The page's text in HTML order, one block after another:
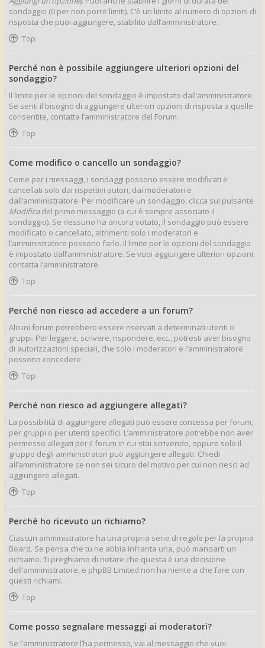
sondaggio (0 per non porre limiti). C’è un limite al numero di opzioni di
risposta che puoi aggiungere, stabilito dall’amministratore.
Top
Perché non è possibile aggiungere ulteriori opzioni del
sondaggio?
Il limite per le opzioni del sondaggio è impostato dall’amministratore.
Se senti il bisogno di aggiungere ulteriori opzioni di risposta a quelle
consentite, contatta l’amministratore del Forum.
Top
Come modifico o cancello un sondaggio?
Come per i messaggi, i sondaggi possono essere modificati e
cancellati solo dai rispettivi autori, dai moderatori e
dall’amministratore. Per modificare un sondaggio, clicca sul pulsante
Modificadel primo messaggio (a cui è sempre associato il
sondaggio). Se nessuno ha ancora votato, il sondaggio può essere
modificato o cancellato, altrimenti solo i moderatori e
l’amministratore possono farlo. Il limite per le opzioni del sondaggio
è impostato dall’amministratore. Se vuoi aggiungere ulteriori opzioni,
contatta l’amministratore.
Top
Perché non riesco ad accedere a un forum?
Alcuni forum potrebbero essere riservati a determinati utenti o
gruppi. Per leggere, scrivere, rispondere, ecc., potresti aver bisogno
di autorizzazioni speciali, che solo i moderatori e l’amministratore
possono concedere.
Top
Perché non riesco ad aggiungere allegati?
La possibilità di aggiungere allegati può essere concessa per forum,
per gruppi o per utenti specifici. L’amministratore potrebbe non aver
permesso allegati per il forum in cui stai scrivendo, oppure solo il
gruppo degli amministratori può aggiungere allegati. Chiedi
all’amministratore se non sei sicuro del motivo per cui non riesci ad
aggiungere allegati.
Top
Perché ho ricevuto un richiamo?
Ciascun amministratore ha una propria serie di regole per la propria
Board. Se pensa che tu ne abbia infranta una, può mandarti un
richiamo. Ti preghiamo di notare che questa è una decisione
dell’amministratore, e phpBB Limited non ha niente a che fare con
questi richiami.
Top
Come posso segnalare messaggi ai moderatori?
Se l’amministratore l’ha permesso, vai al messaggio che vuoi